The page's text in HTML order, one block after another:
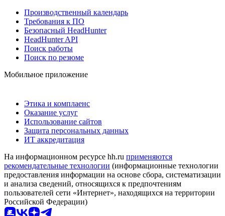
Производственный календарь
Требования к ПО
Безопасный HeadHunter
HeadHunter API
Поиск работы
Поиск по резюме
Мобильное приложение
Этика и комплаенс
Оказание услуг
Использование сайтов
Защита персональных данных
ИТ аккредитация
На информационном ресурсе hh.ru применяются
рекомендательные технологии (информационные технологии
предоставления информации на основе сбора, систематизации
и анализа сведений, относящихся к предпочтениям
пользователей сети «Интернет», находящихся на территории
Российской Федерации)